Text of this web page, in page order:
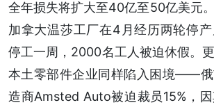
全年损失将扩大至40亿至50亿美元
加拿大温莎工厂在4月经历两轮停
停工一周，2000名工人被迫休假。
本土零部件企业同样陷入困境——俄
造商Amsted Auto被迫裁员15%，